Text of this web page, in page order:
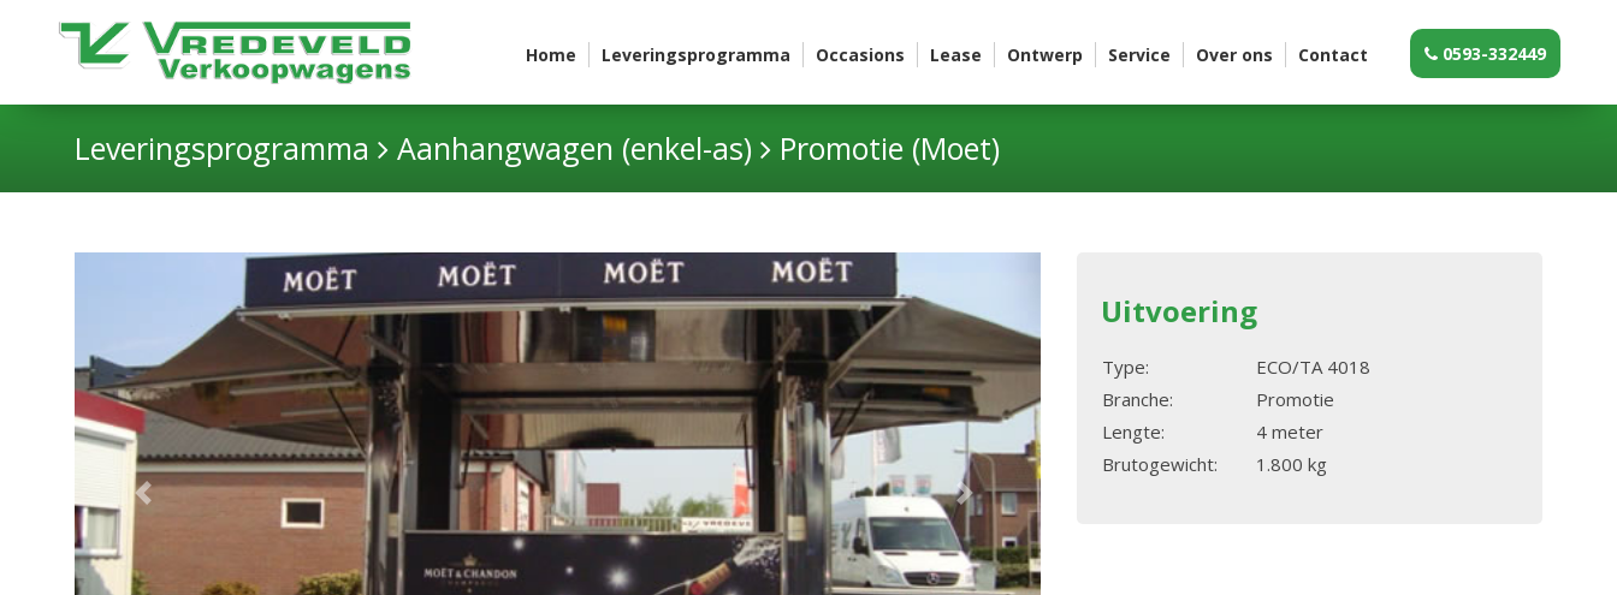
0593-332449
Home Leveringsprogramma Occasions Lease Ontwerp Service Over ons Contact
Leveringsprogramma Aanhangwagen (enkel-as) Promotie (Moet)
Previous Next
Uitvoering
Type:
ECO/TA 4018
Branche:
Promotie
Lengte:
4 meter
Brutogewicht:
1.800 kg